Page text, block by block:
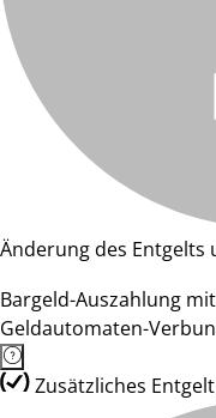
Änderung des
Bargeld-Auszahlung
Geldautomaten-
Zusätzliches